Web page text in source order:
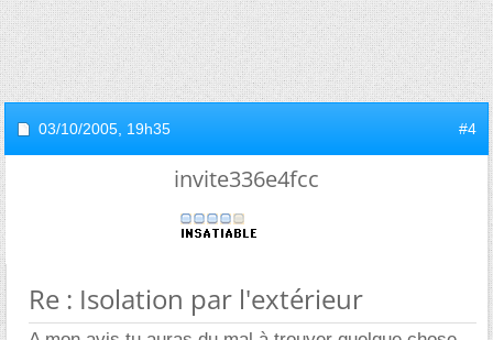
03/10/2005, 19h35 #4
invite336e4fcc
Re : Isolation par l'extérieur